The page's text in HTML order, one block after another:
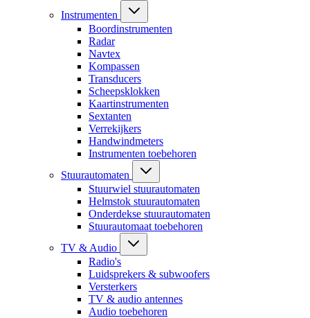
Instrumenten
Boordinstrumenten
Radar
Navtex
Kompassen
Transducers
Scheepsklokken
Kaartinstrumenten
Sextanten
Verrekijkers
Handwindmeters
Instrumenten toebehoren
Stuurautomaten
Stuurwiel stuurautomaten
Helmstok stuurautomaten
Onderdekse stuurautomaten
Stuurautomaat toebehoren
TV & Audio
Radio's
Luidsprekers & subwoofers
Versterkers
TV & audio antennes
Audio toebehoren